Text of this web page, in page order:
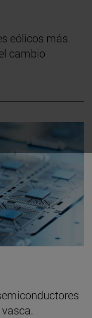
eólicos más
cambio